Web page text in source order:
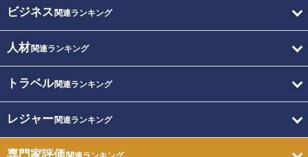
ビジネス 関連ランキング
人材関連ランキング
トラベル関連ランキング
レジャー関連ランキング